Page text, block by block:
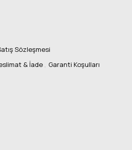
Sözleşmesi
& İade Garanti Koşulları